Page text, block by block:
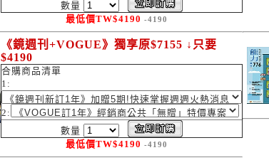
數量
最低價TW$4190 -4190
《鏡週刊+VOGUE》獨享原$7155 ↓只要
$4190
合購商品清單
1:
2:
數量
最低價TW$4190 -4190